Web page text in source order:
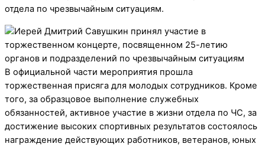
отдела по чрезвычайным ситуациям.
В официальной части мероприятия прошла
торжественная присяга для молодых сотрудников. Кроме
того, за образцовое выполнение служебных
обязанностей, активное участие в жизни отдела по ЧС, за
достижение высоких спортивных результатов состоялось
награждение действующих работников, ветеранов, юных